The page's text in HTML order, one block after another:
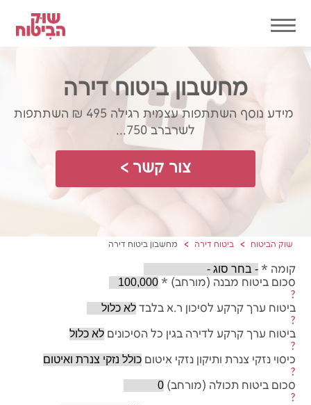
מחשבון ביטוח דירה
מידע נוסף השתתפות עצמית רגילה 495 ₪ השתתפות
לשרברב 750...
צור קשר >
שוק הביטוח ביטוח דירה מחשבון ביטוח דירה
קומה *
סכום ביטוח מבנה (מורחב) *
?
ביטוח ערך קרקע לסיכון ר.א בלבד
?
ביטוח ערך קרקע לדירה בגין כל הסיכונים
?
כיסוי נזקי צנרת ותיקון נזקי איטום
?
סכום ביטוח תכולה (מורחב)
?